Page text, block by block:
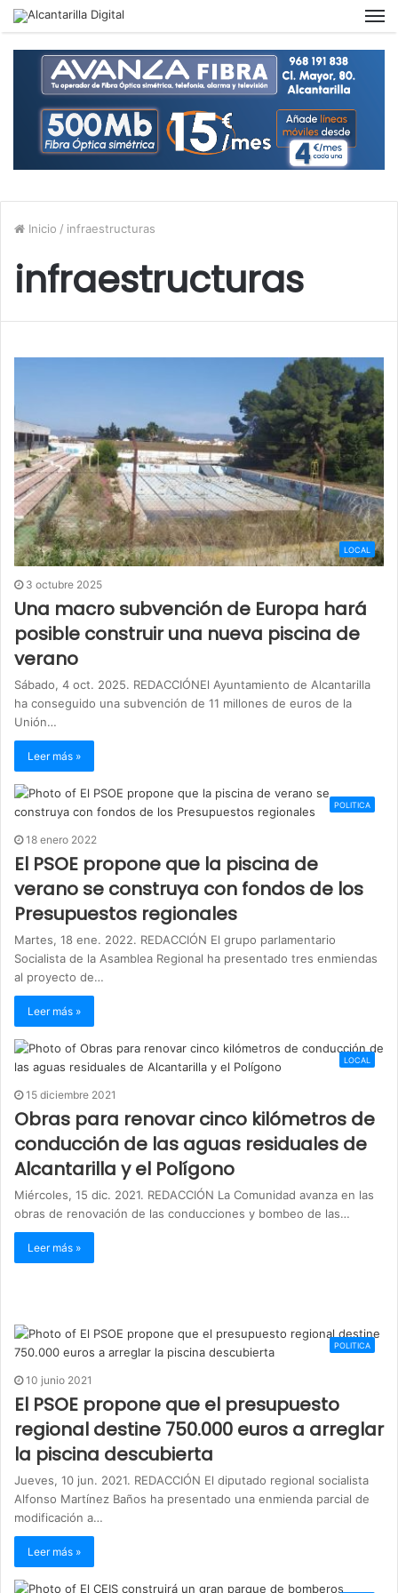
Inicio / infraestructuras
infraestructuras
LOCAL
3 octubre 2025
Una macro subvención de Europa hará
posible construir una nueva piscina de
verano
Sábado, 4 oct. 2025. REDACCIÓNEl Ayuntamiento de Alcantarilla
ha conseguido una subvención de 11 millones de euros de la
Unión…
Leer más »
POLITICA
18 enero 2022
El PSOE propone que la piscina de
verano se construya con fondos de los
Presupuestos regionales
Martes, 18 ene. 2022. REDACCIÓN El grupo parlamentario
Socialista de la Asamblea Regional ha presentado tres enmiendas
al proyecto de…
Leer más »
LOCAL
15 diciembre 2021
Obras para renovar cinco kilómetros de
conducción de las aguas residuales de
Alcantarilla y el Polígono
Miércoles, 15 dic. 2021. REDACCIÓN La Comunidad avanza en las
obras de renovación de las conducciones y bombeo de las…
Leer más »
POLITICA
10 junio 2021
El PSOE propone que el presupuesto
regional destine 750.000 euros a arreglar
la piscina descubierta
Jueves, 10 jun. 2021. REDACCIÓN El diputado regional socialista
Alfonso Martínez Baños ha presentado una enmienda parcial de
modificación a…
Leer más »